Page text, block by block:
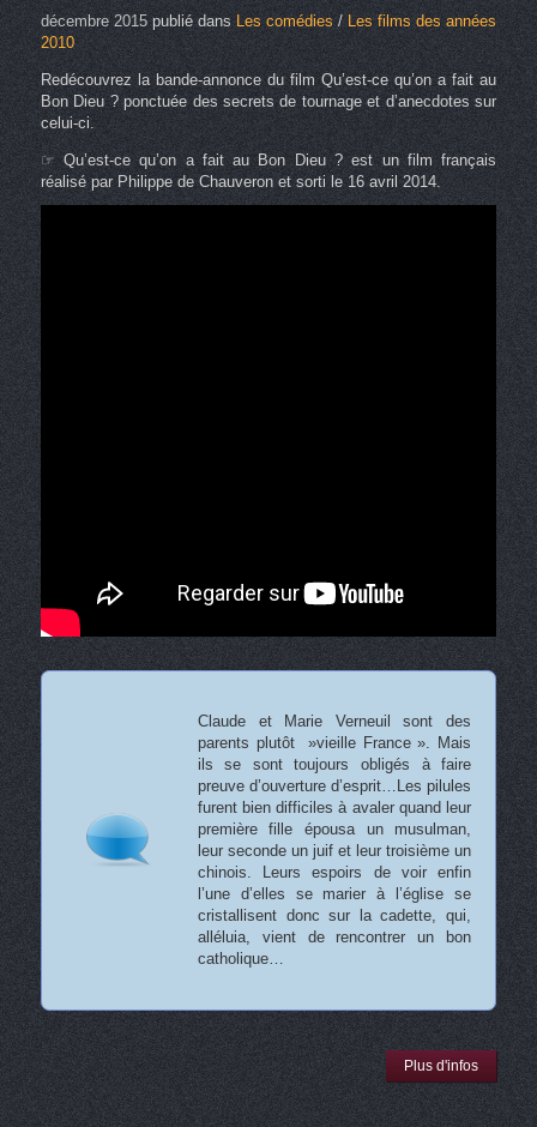
décembre 2015publié dansLes comédies /Les films des années
2010
Redécouvrez la bande-annonce du film Qu’est-ce qu’on a fait au
Bon Dieu ? ponctuée des secrets de tournage et d’anecdotes sur
celui-ci.
☞ Qu’est-ce qu’on a fait au Bon Dieu ? est un film français
réalisé par Philippe de Chauveron et sorti le 16 avril 2014.
Claude et Marie Verneuil sont des
parents plutôt »vieille France ». Mais
ils se sont toujours obligés à faire
preuve d’ouverture d’esprit…Les pilules
furent bien difficiles à avaler quand leur
première fille épousa un musulman,
leur seconde un juif et leur troisième un
chinois. Leurs espoirs de voir enfin
l’une d’elles se marier à l’église se
cristallisent donc sur la cadette, qui,
alléluia, vient de rencontrer un bon
catholique…
Plus d'infos